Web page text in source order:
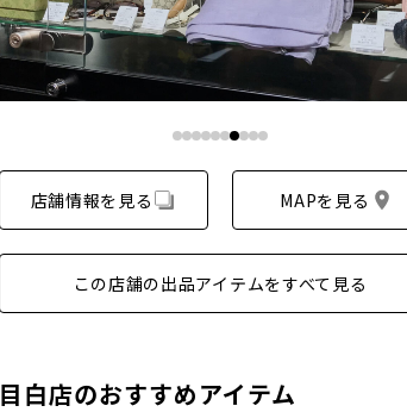
店舗情報を見る MAPを見る
この店舗の出品アイテムをすべて見る
目白店のおすすめアイテム